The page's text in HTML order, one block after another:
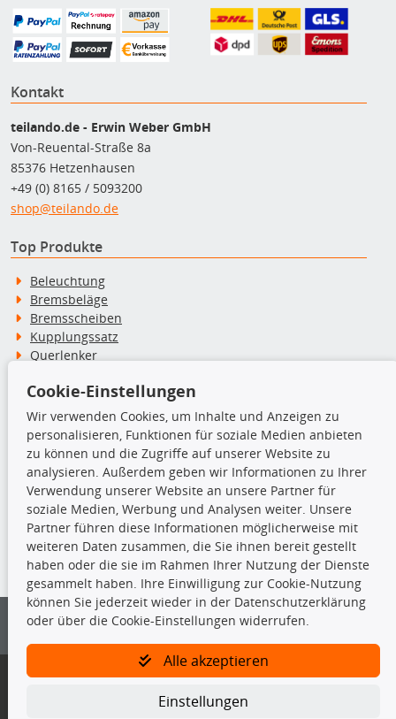
Kontakt
teilando.de - Erwin Weber GmbH
Von-Reuental-Straße 8a
85376 Hetzenhausen
+49 (0) 8165 / 5093200
shop@teilando.de
Top Produkte
Beleuchtung
Bremsbeläge
Bremsscheiben
Kupplungssatz
Querlenker
Stoßdämpfer
TecDoc Inside
Die hier angezeigten Daten insbesondere die gesamte Datenbank dürfen
nicht kopiert werden.
Es ist zu unterlassen, die Daten oder die gesamte Datenbank ohne
vorherige Zustimmung von TecDoc zu vervielfältigen, zu verbreiten
und/oder diese Handlungen durch Dritte ausführen zu lassen. Ein
Bitte prüfen Sie, ob das über unseren Onlineshop identifizierte Ersatzteil
Gegebenenfalls sind ergänzende Informationen notwendig, um
Cookie-Einstellungen
Wir verwenden Cookies, um Inhalte und Anzeigen zu
personalisieren, Funktionen für soziale Medien anbieten
zu können und die Zugriffe auf unserer Website zu
analysieren. Außerdem geben wir Informationen zu Ihrer
Verwendung unserer Website an unsere Partner für
soziale Medien, Werbung und Analysen weiter. Unsere
Partner führen diese Informationen möglicherweise mit
weiteren Daten zusammen, die Sie ihnen bereit gestellt
haben oder die sie im Rahmen Ihrer Nutzung der Dienste
gesammelt haben. Ihre Einwilligung zur Cookie-Nutzung
können Sie jederzeit wieder in der Datenschutzerklärung
oder über die Cookie-Einstellungen widerrufen.
Alle akzeptieren
Einstellungen